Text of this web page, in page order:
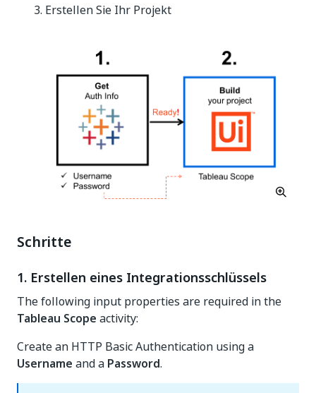
Erstellen Sie Ihr Projekt
Schritte
1. Erstellen eines Integrationsschlüssels
The following input properties are required in the
Tableau Scope activity:
Create an HTTP Basic Authentication using a
Username and a Password.